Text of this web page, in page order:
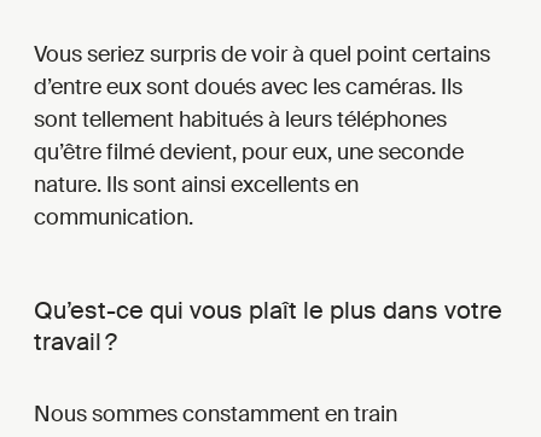
Vous seriez surpris de voir à quel point certains
d’entre eux sont doués avec les caméras. Ils
sont tellement habitués à leurs téléphones
qu’être filmé devient, pour eux, une seconde
nature. Ils sont ainsi excellents en
communication.
Qu’est-ce qui vous plaît le plus dans votre
travail ?
Nous sommes constamment en train